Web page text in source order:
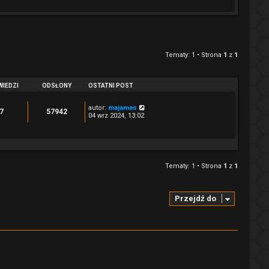
Tematy: 1 • Strona 1 z 1
ODSŁONY OSTATNI POST
57942 autor: majamas
04 wrz 2024, 13:02
Tematy: 1 • Strona 1 z 1
Przejdź do